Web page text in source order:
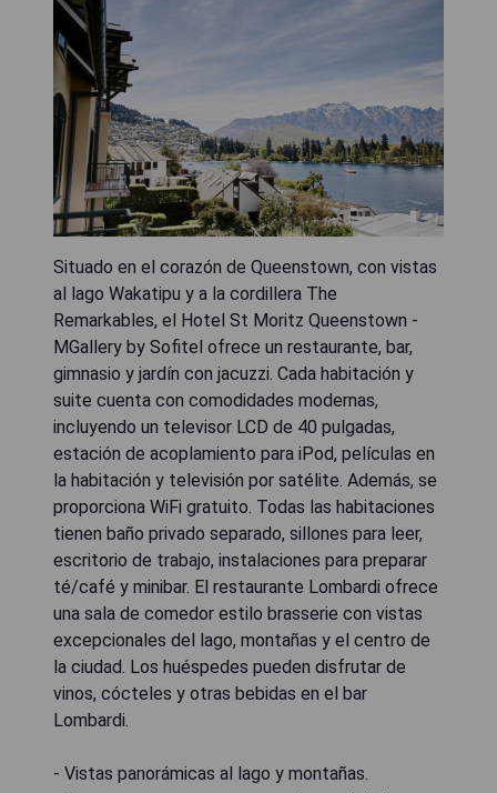
Situado en el corazón de Queenstown, con vistas
al lago Wakatipu y a la cordillera The
Remarkables, el Hotel St Moritz Queenstown -
MGallery by Sofitel ofrece un restaurante, bar,
gimnasio y jardín con jacuzzi. Cada habitación y
suite cuenta con comodidades modernas,
incluyendo un televisor LCD de 40 pulgadas,
estación de acoplamiento para iPod, películas en
la habitación y televisión por satélite. Además, se
proporciona WiFi gratuito. Todas las habitaciones
tienen baño privado separado, sillones para leer,
escritorio de trabajo, instalaciones para preparar
té/café y minibar. El restaurante Lombardi ofrece
una sala de comedor estilo brasserie con vistas
excepcionales del lago, montañas y el centro de
la ciudad. Los huéspedes pueden disfrutar de
vinos, cócteles y otras bebidas en el bar
Lombardi.
- Vistas panorámicas al lago y montañas.